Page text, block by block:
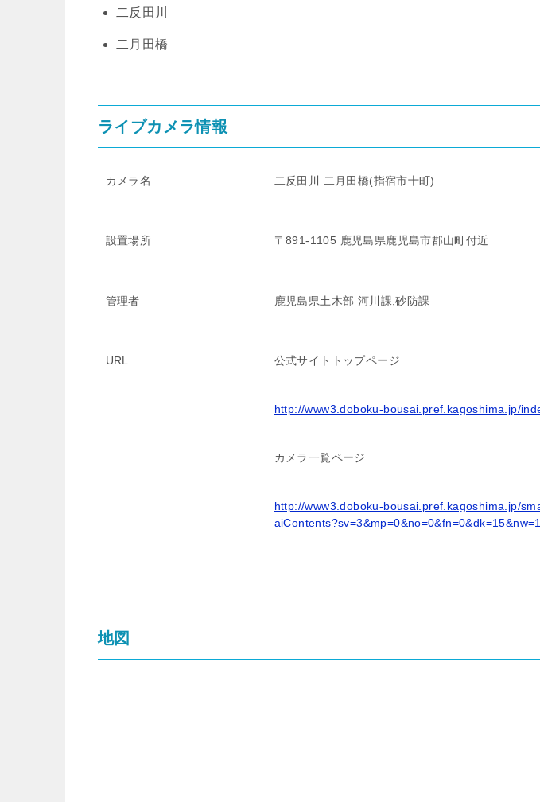
二反田川
二月田橋
ライブカメラ情報
カメラ名 二反田川 二月田橋(指宿市十町)
設置場所 〒891-1105 鹿児島県鹿児島市郡山町付近
管理者 鹿児島県土木部 河川課,砂防課
URL 公式サイトトップページ
http://www3.doboku-bousai.pref.kagoshima.jp/
カメラ一覧ページ
http://www3.doboku-bousai.pref.kagoshima.jp/
地図